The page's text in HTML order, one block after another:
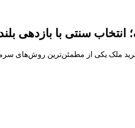
انتخاب سنتی با بازدهی
ملک یکی از مطمئن‌ترین روش‌های